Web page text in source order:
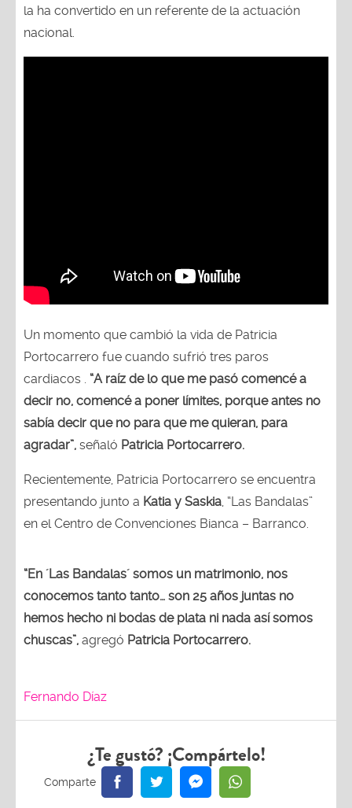
la ha convertido en un referente de la actuación
nacional.
Un momento que cambió la vida de Patricia
Portocarrero fue cuando sufrió tres paros
cardiacos . “A raíz de lo que me pasó comencé a
decir no, comencé a poner límites, porque antes no
sabía decir que no para que me quieran, para
agradar”, señaló Patricia Portocarrero.
Recientemente, Patricia Portocarrero se encuentra
presentando junto a Katia y Saskia, “Las Bandalas”
en el Centro de Convenciones Bianca – Barranco.
“En ´Las Bandalas´ somos un matrimonio, nos
conocemos tanto tanto… son 25 años juntas no
hemos hecho ni bodas de plata ni nada así somos
chuscas”, agregó Patricia Portocarrero.
Fernando Díaz
¿Te gustó? ¡Compártelo!